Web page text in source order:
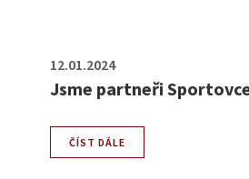
Jsme partneři
12.01.2024
ČÍST DÁLE